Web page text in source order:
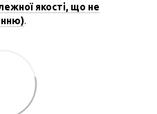
якості, що не
.